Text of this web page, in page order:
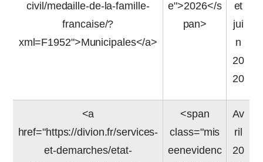
civil/medaille-de-la-famille-
francaise/?
xml=F1952">Municipales</a>
e">2026</s
pan>
et
jui
n
20
20
<a
href="https://divion.fr/services-
et-demarches/etat-
<span
class="mis
eenevidenc
Av
ril
20